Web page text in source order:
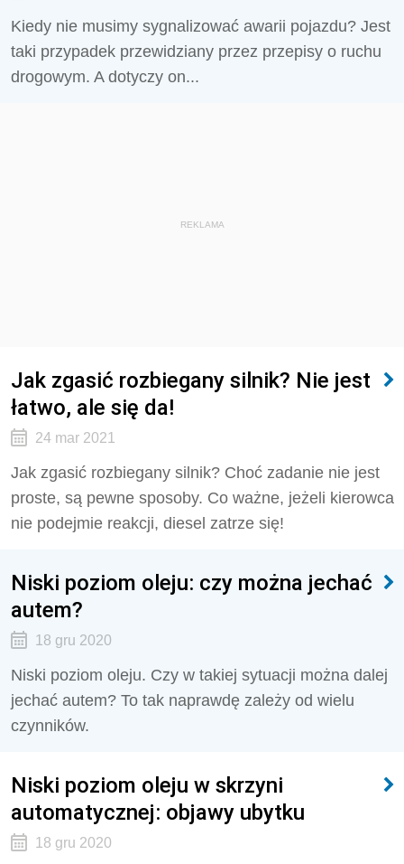
Kiedy nie musimy sygnalizować awarii pojazdu? Jest
taki przypadek przewidziany przez przepisy o ruchu
drogowym. A dotyczy on...
REKLAMA
Jak zgasić rozbiegany silnik? Nie jest
łatwo, ale się da!
24 mar 2021
Jak zgasić rozbiegany silnik? Choć zadanie nie jest
proste, są pewne sposoby. Co ważne, jeżeli kierowca
nie podejmie reakcji, diesel zatrze się!
Niski poziom oleju: czy można jechać
autem?
18 gru 2020
Niski poziom oleju. Czy w takiej sytuacji można dalej
jechać autem? To tak naprawdę zależy od wielu
czynników.
Niski poziom oleju w skrzyni
automatycznej: objawy ubytku
18 gru 2020